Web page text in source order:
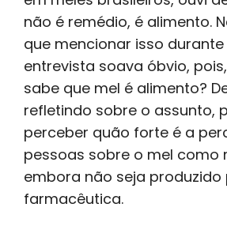
não é remédio, é alimento.
que mencionar isso
entrevista soava óbvio,
sabe que mel é alimento?
refletindo sobre o assunto,
perceber quão forte é a
pessoas sobre o mel como
embora não seja produzido
farmacêutica.